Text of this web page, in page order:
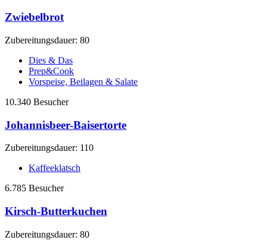
Zwiebelbrot
Zubereitungsdauer: 80
Dies & Das
Prep&Cook
Vorspeise, Beilagen & Salate
10.340 Besucher
Johannisbeer-Baisertorte
Zubereitungsdauer: 110
Kaffeeklatsch
6.785 Besucher
Kirsch-Butterkuchen
Zubereitungsdauer: 80